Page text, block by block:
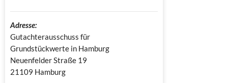
Adresse:
Gutachterausschuss für
Grundstückwerte in Hamburg
Neuenfelder Straße 19
21109 Hamburg